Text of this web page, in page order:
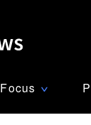
Focus ∨